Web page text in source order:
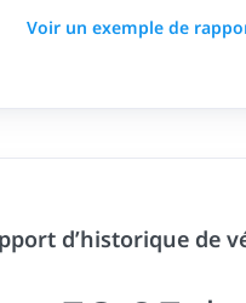
Voir un exemple de
d’historique de